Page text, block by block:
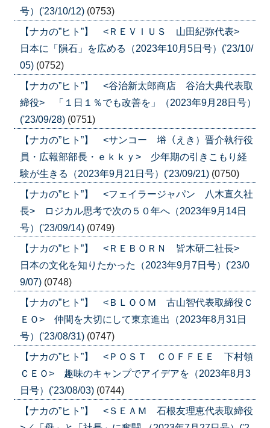
号）('23/10/12) (0753)
【ナカの”ヒト”】 <ＲＥＶＩＵＳ 山田紀弥代表>
日本に「隕石」を広める（2023年10月5日号）('23/10/
05) (0752)
【ナカの”ヒト”】 <谷治新太郎商店 谷治大典代表取
締役> 「１日１％でも改善を」（2023年9月28日号）
('23/09/28) (0751)
【ナカの”ヒト”】 <サンコー 﨏（えき）晋介執行役
員・広報部部長・ｅｋｋｙ> 少年期の引きこもり経
験が生きる（2023年9月21日号）('23/09/21) (0750)
【ナカの”ヒト”】 <フェイラージャパン 八木直久社
長> ロジカル思考で次の５０年へ（2023年9月14日
号）('23/09/14) (0749)
【ナカの”ヒト”】 <ＲＥＢＯＲＮ 皆木研二社長>
日本の文化を知りたかった（2023年9月7日号）('23/0
9/07) (0748)
【ナカの”ヒト”】 <ＢＬＯＯＭ 古山智代表取締役Ｃ
ＥＯ> 仲間を大切にして東京進出（2023年8月31日
号）('23/08/31) (0747)
【ナカの”ヒト”】 <ＰＯＳＴ ＣＯＦＦＥＥ 下村領
ＣＥＯ> 趣味のキャンプでアイデアを（2023年8月3
日号）('23/08/03) (0744)
【ナカの”ヒト”】 <ＳＥＡＭ 石根友理恵代表取締役